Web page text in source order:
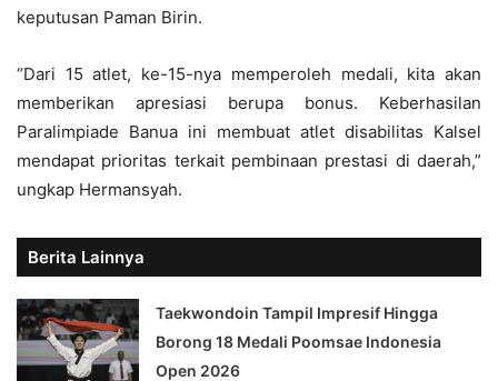
keputusan Paman Birin.
“Dari 15 atlet, ke-15-nya memperoleh medali, kita akan
memberikan apresiasi berupa bonus. Keberhasilan
Paralimpiade Banua ini membuat atlet disabilitas Kalsel
mendapat prioritas terkait pembinaan prestasi di daerah,”
ungkap Hermansyah.
Berita Lainnya
Taekwondoin Tampil Impresif Hingga
Borong 18 Medali Poomsae Indonesia
Open 2026